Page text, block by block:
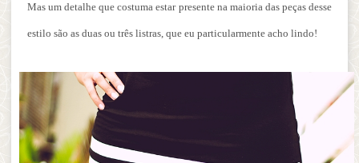
Mas um detalhe que costuma estar presente na maioria das peças desse
estilo são as duas ou três listras, que eu particularmente acho lindo!